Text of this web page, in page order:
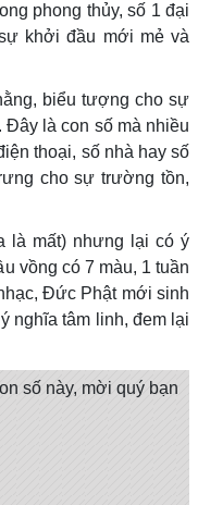
phong thủy, số 1 đại
khởi đầu mới mẻ và
biểu tượng cho sự
Đây là con số mà nhiều
thoại, số nhà hay số
cho sự trường tồn,
là mất) nhưng lại có ý
vồng có 7 màu, 1 tuần
Đức Phật mới sinh
nghĩa tâm linh, đem lại
số này, mời quý bạn